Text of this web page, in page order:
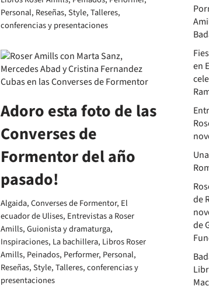
Personal, Reseñas,Style,Talleres,
conferencias y presentaciones
Adoro esta foto de las
Converses de
Formentor del año
pasado!
Algaida,Converses de Formentor, El
ecuador de Ulises, Entrevistas a Roser
Amills,Guionista y dramaturga,
Inspiraciones, La bachillera, Libros Roser
Amills, Peinados, Performer, Personal,
Reseñas,Style,Talleres, conferencias y
presentaciones
en
de
de